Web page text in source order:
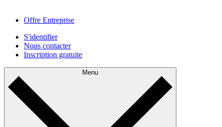
Offre Entreprise
S'identifier
Nous contacter
Inscription gratuite
Menu